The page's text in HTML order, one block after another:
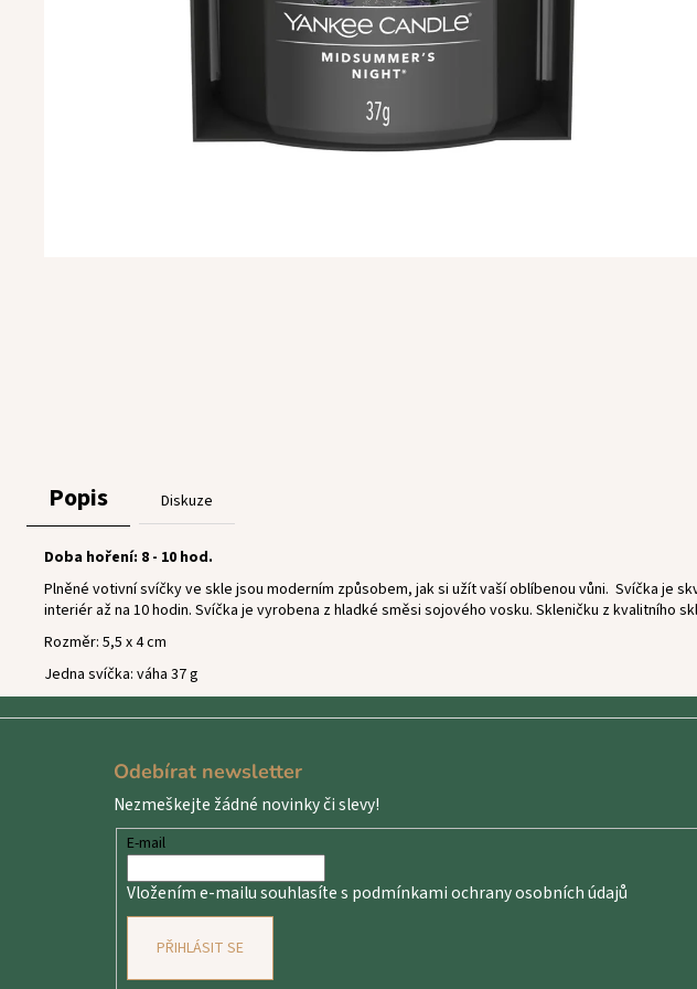
Popis Diskuze
Doba hoření: 8 - 10 hod.
Plněné votivní svíčky ve skle jsou moderním způsobem, jak si užít vaší oblíbenou vůni. Svíčka je
interiér až na 10 hodin. Svíčka je vyrobena z hladké směsi sojového vosku. Skleničku z kvalitního
Rozměr: 5,5 x 4 cm
Jedna svíčka: váha 37 g
Odebírat newsletter
Nezmeškejte žádné novinky či slevy!
E-mail
Vložením e-mailu souhlasíte s podmínkami ochrany osobních údajů
PŘIHLÁSIT SE